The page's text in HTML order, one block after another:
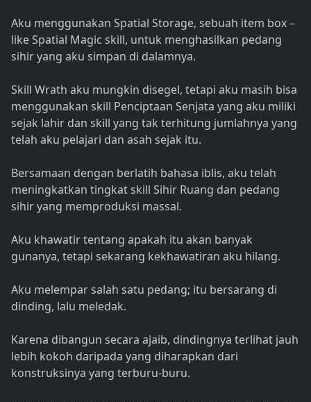
Aku menggunakan Spatial Storage, sebuah item box –
like Spatial Magic skill, untuk menghasilkan pedang
sihir yang aku simpan di dalamnya.
Skill Wrath aku mungkin disegel, tetapi aku masih bisa
menggunakan skill Penciptaan Senjata yang aku miliki
sejak lahir dan skill yang tak terhitung jumlahnya yang
telah aku pelajari dan asah sejak itu.
Bersamaan dengan berlatih bahasa iblis, aku telah
meningkatkan tingkat skill Sihir Ruang dan pedang
sihir yang memproduksi massal.
Aku khawatir tentang apakah itu akan banyak
gunanya, tetapi sekarang kekhawatiran aku hilang.
Aku melempar salah satu pedang; itu bersarang di
dinding, lalu meledak.
Karena dibangun secara ajaib, dindingnya terlihat jauh
lebih kokoh daripada yang diharapkan dari
konstruksinya yang terburu-buru.